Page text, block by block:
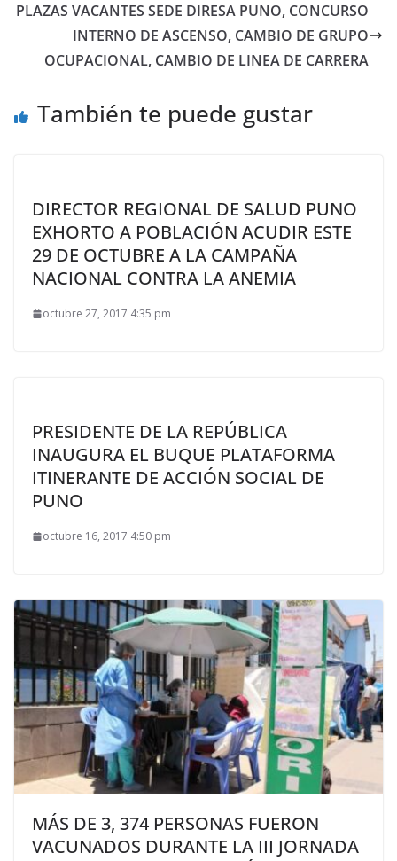
PLAZAS VACANTES SEDE DIRESA PUNO, CONCURSO
INTERNO DE ASCENSO, CAMBIO DE GRUPO
OCUPACIONAL, CAMBIO DE LINEA DE CARRERA
También te puede gustar
DIRECTOR REGIONAL DE SALUD PUNO
EXHORTO A POBLACIÓN ACUDIR ESTE
29 DE OCTUBRE A LA CAMPAÑA
NACIONAL CONTRA LA ANEMIA
octubre 27, 2017 4:35 pm
PRESIDENTE DE LA REPÚBLICA
INAUGURA EL BUQUE PLATAFORMA
ITINERANTE DE ACCIÓN SOCIAL DE
PUNO
octubre 16, 2017 4:50 pm
MÁS DE 3, 374 PERSONAS FUERON
VACUNADOS DURANTE LA III JORNADA